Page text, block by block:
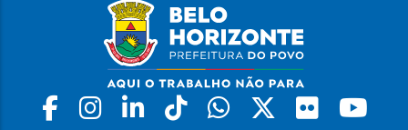
Facebook
Instagram
LinkedinTiktokWhatsapp
X Flickr